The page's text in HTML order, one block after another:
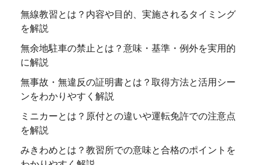
無線教習とは？内容や目的、実施されるタイミング
を解説
無余地駐車の禁止とは？意味・基準・例外を実用的
に解説
無事故・無違反の証明書とは？取得方法と活用シー
ンをわかりやすく解説
ミニカーとは？原付との違いや運転免許での注意点
を解説
みきわめとは？教習所での意味と合格のポイントを